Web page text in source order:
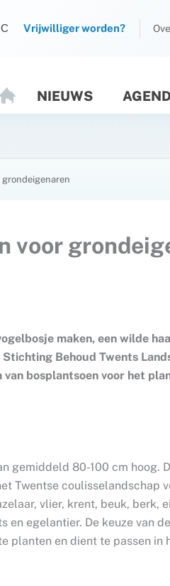
Vrijwilliger worden?
O
M
NIEUWS
voor
maken, een wilde
Behoud Twents
bosplantsoen voor het
gemiddeld 80-100 cm hoog.
Twentse coulisselandschap
vlier, krent, beuk, berk,
en egelantier. De keuze van
planten en dient te passen in